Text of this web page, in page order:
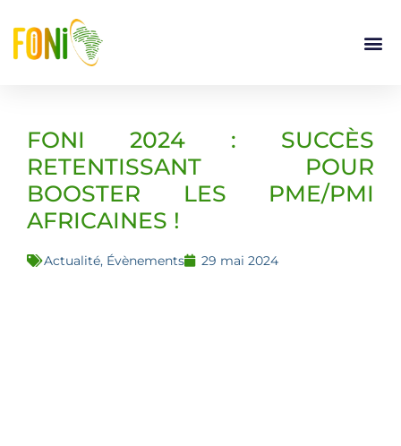
FONI 2024 : SUCCÈS
RETENTISSANT POUR
BOOSTER LES PME/PMI
AFRICAINES !
Actualité, Évènements 29 mai 2024